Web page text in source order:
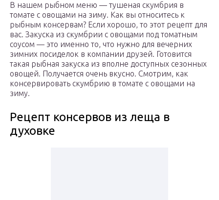
В нашем рыбном меню — тушеная скумбрия в
томате с овощами на зиму. Как вы относитесь к
рыбным консервам? Если хорошо, то этот рецепт для
вас. Закуска из скумбрии с овощами под томатным
соусом — это именно то, что нужно для вечерних
зимних посиделок в компании друзей. Готовится
такая рыбная закуска из вполне доступных сезонных
овощей. Получается очень вкусно. Смотрим, как
консервировать скумбрию в томате с овощами на
зиму.
Рецепт консервов из леща в
духовке